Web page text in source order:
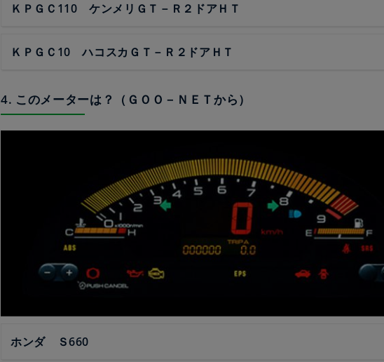
ＫＰＧＣ110 ケンメリＧＴ－Ｒ２ドアＨＴ
ＫＰＧＣ10 ハコスカＧＴ－Ｒ２ドアＨＴ
4. このメーターは？（ＧＯＯ－ＮＥＴから）
ホンダ Ｓ660